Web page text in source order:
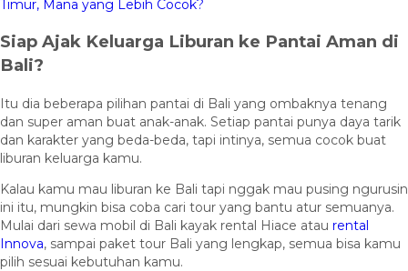
Timur, Mana yang Lebih Cocok?
Siap Ajak Keluarga Liburan ke Pantai Aman di
Bali?
Itu dia beberapa pilihan pantai di Bali yang ombaknya tenang
dan super aman buat anak-anak. Setiap pantai punya daya tarik
dan karakter yang beda-beda, tapi intinya, semua cocok buat
liburan keluarga kamu.
Kalau kamu mau liburan ke Bali tapi nggak mau pusing ngurusin
ini itu, mungkin bisa coba cari tour yang bantu atur semuanya.
Mulai dari sewa mobil di Bali kayak rental Hiace atau rental
Innova, sampai paket tour Bali yang lengkap, semua bisa kamu
pilih sesuai kebutuhan kamu.